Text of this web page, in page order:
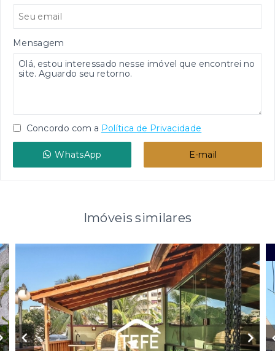
Mensagem
Concordo com a Política de Privacidade
WhatsApp E-mail
Imóveis similares